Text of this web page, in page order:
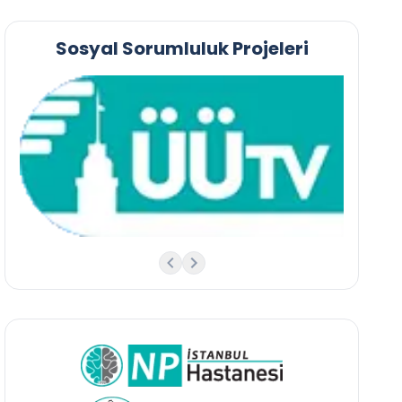
Sosyal Sorumluluk Projeleri